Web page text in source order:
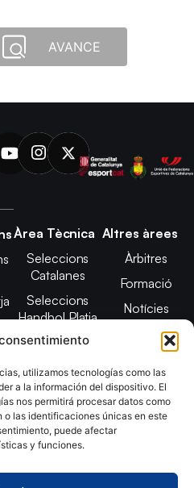
utilizamos tecnologías como las
a la información del dispositivo. El
nos permitirá procesar datos como
las identificaciones únicas en este
puede afectar
y funciones.
AVANCE
Àrea Tècnica
Seleccions
Catalanes
Seleccions
Handbol Platja
Tecnificació
CATH
Promoció
Altres àrees
Àrbitres
Formació
Notícies
Adreces de
contacte